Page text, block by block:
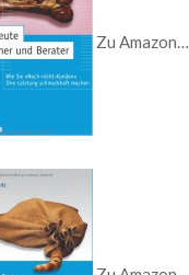
Zu Amazon…